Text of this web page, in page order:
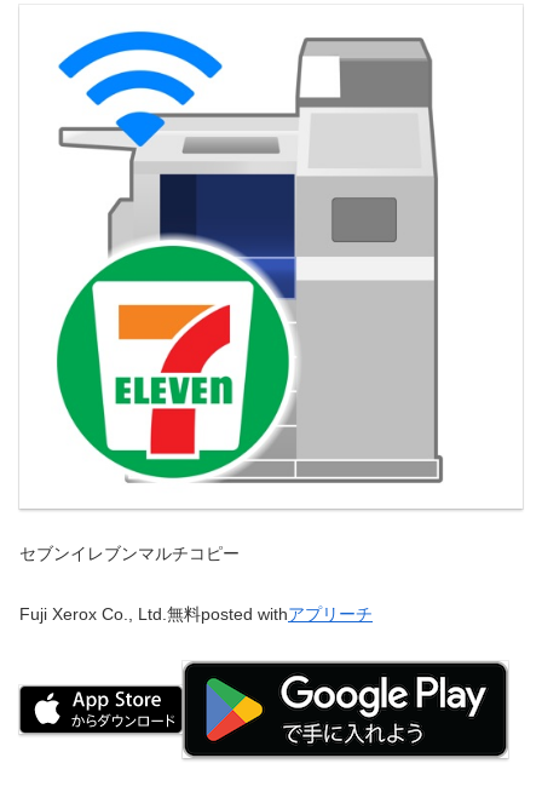
セブンイレブンマルチコピー
Fuji Xerox Co., Ltd.無料posted withアプリーチ